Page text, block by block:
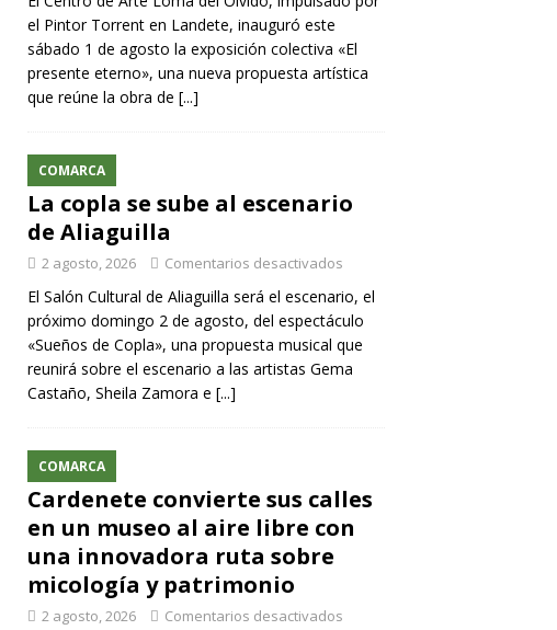
el Pintor Torrent en Landete, inauguró este
sábado 1 de agosto la exposición colectiva «El
presente eterno», una nueva propuesta artística
que reúne la obra de [...]
COMARCA
La copla se sube al escenario
de Aliaguilla
2 agosto, 2026 Comentarios desactivados
El Salón Cultural de Aliaguilla será el escenario, el
próximo domingo 2 de agosto, del espectáculo
«Sueños de Copla», una propuesta musical que
reunirá sobre el escenario a las artistas Gema
Castaño, Sheila Zamora e [...]
COMARCA
Cardenete convierte sus calles
en un museo al aire libre con
una innovadora ruta sobre
micología y patrimonio
2 agosto, 2026 Comentarios desactivados